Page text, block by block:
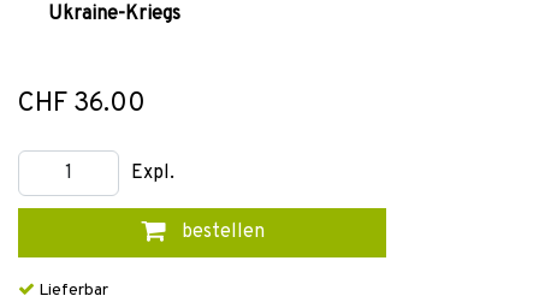
Ukraine-Kriegs
CHF 36.00
Expl.
bestellen
Lieferbar